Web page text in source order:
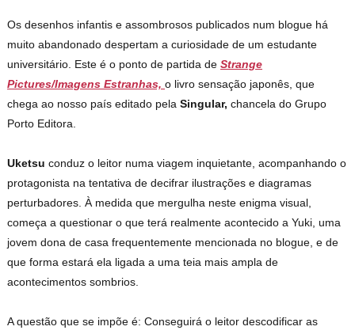
Os desenhos infantis e assombrosos publicados num blogue há
muito abandonado despertam a curiosidade de um estudante
universitário. Este é o ponto de partida deStrange
Pictures/Imagens Estranhas,o livro sensação japonês, que
chega ao nosso país editado pelaSingular,chancela do Grupo
Porto Editora.
Uketsuconduz o leitor numa viagem inquietante, acompanhando o
protagonista na tentativa de decifrar ilustrações e diagramas
perturbadores. À medida que mergulha neste enigma visual,
começa a questionar o que terá realmente acontecido a Yuki, uma
jovem dona de casa frequentemente mencionada no blogue, e de
que forma estará ela ligada a uma teia mais ampla de
acontecimentos sombrios.
A questão que se impõe é: Conseguirá o leitor descodificar as